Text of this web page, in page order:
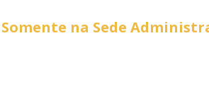
– Somente na Sede